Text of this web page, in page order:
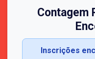
Contagem
Inscrições